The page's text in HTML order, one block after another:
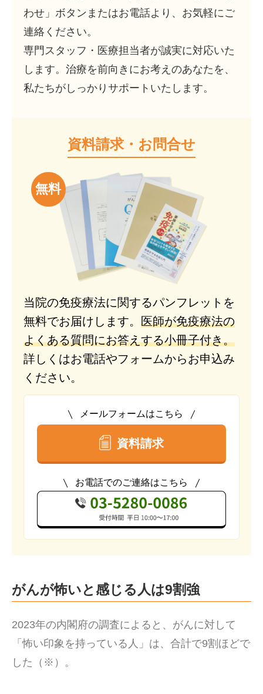
わせ」ボタンまたはお電話より、お気軽にご
連絡ください。
専門スタッフ・医療担当者が誠実に対応いた
します。治療を前向きにお考えのあなたを、
私たちがしっかりサポートいたします。
無料
資料請求・お問合せ
当院の免疫療法に関するパンフレットを
無料でお届けします。医師が免疫療法の
よくある質問にお答えする小冊子付き。
詳しくはお電話やフォームからお申込み
ください。
メールフォームはこちら
資料請求
お電話でのご連絡はこちら
がんが怖いと感じる人は9割強
2023年の内閣府の調査によると、がんに対して
「怖い印象を持っている人」は、合計で9割ほどで
した（※）。